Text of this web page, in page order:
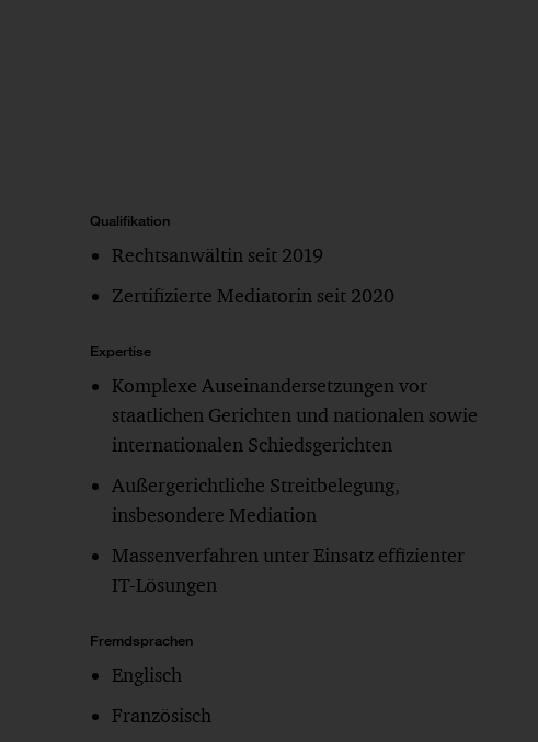
Qualifikation
Rechtsanwältin seit 2019
Zertifizierte Mediatorin seit 2020
Expertise
Komplexe Auseinandersetzungen vor
staatlichen Gerichten und nationalen sowie
internationalen Schiedsgerichten
Außergerichtliche Streitbelegung,
insbesondere Mediation
Massenverfahren unter Einsatz effizienter
IT-Lösungen
Fremdsprachen
Englisch
Französisch